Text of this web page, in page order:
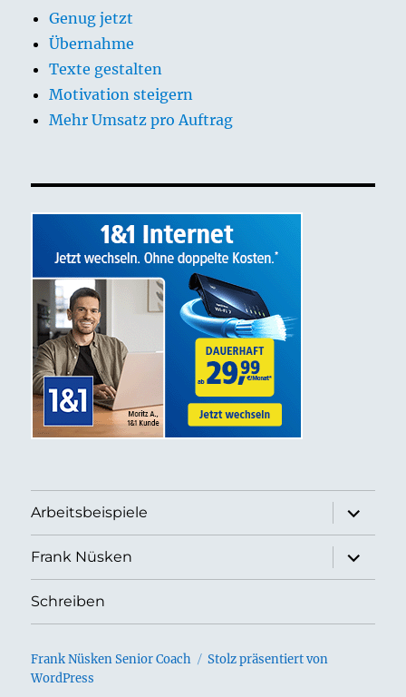
Genug jetzt
Übernahme
Texte gestalten
Motivation steigern
Mehr Umsatz pro Auftrag
Arbeitsbeispiele
anzeigen
Frank Nüsken
anzeigen
Schreiben
Frank Nüsken Senior Coach
Stolz präsentiert von
WordPress